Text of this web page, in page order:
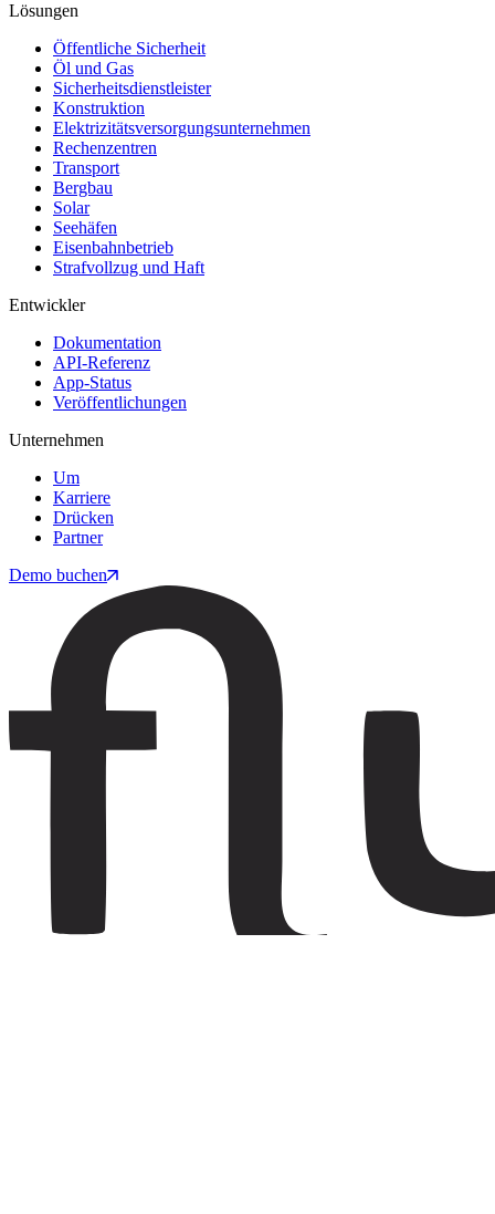
Lösungen
Öffentliche Sicherheit
Öl und Gas
Sicherheitsdienstleister
Konstruktion
Elektrizitätsversorgungsunternehmen
Rechenzentren
Transport
Bergbau
Solar
Seehäfen
Eisenbahnbetrieb
Strafvollzug und Haft
Entwickler
Dokumentation
API-Referenz
App-Status
Veröffentlichungen
Unternehmen
Um
Karriere
Drücken
Partner
Demo buchen